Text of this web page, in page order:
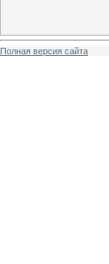
Полная версия сайта